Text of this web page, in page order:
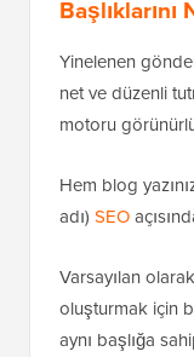
Yinelenen
net ve düzenli
motoru
Hem blog
adı) SEO
Varsayılan
oluşturmak için
aynı başlığa